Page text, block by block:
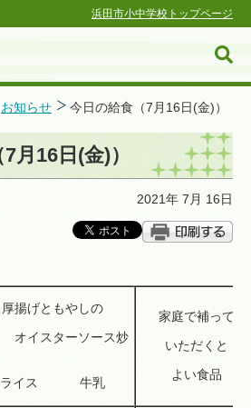
浜田市小中学校トップページ
ページ
お知らせ 今日の給食（7月16日(金)）
月16日(金)）
2021年 7月 16日
やしの
ソース炒
ライス 牛乳
家庭で補って
いただくと
よい食品